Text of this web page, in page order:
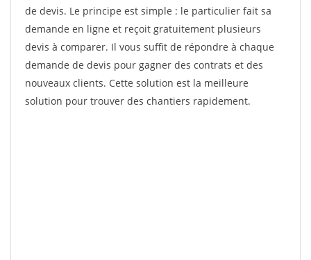
de devis. Le principe est simple : le particulier fait sa
demande en ligne et reçoit gratuitement plusieurs
devis à comparer. Il vous suffit de répondre à chaque
demande de devis pour gagner des contrats et des
nouveaux clients. Cette solution est la meilleure
solution pour trouver des chantiers rapidement.